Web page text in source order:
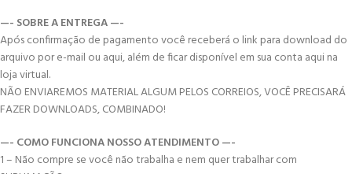
—- SOBRE A ENTREGA —-
Após confirmação de pagamento você receberá o link para download do
arquivo por e-mail ou aqui, além de ficar disponível em sua conta aqui na
loja virtual.
NÃO ENVIAREMOS MATERIAL ALGUM PELOS CORREIOS, VOCÊ PRECISARÁ
FAZER DOWNLOADS, COMBINADO!
—- COMO FUNCIONA NOSSO ATENDIMENTO —-
1 – Não compre se você não trabalha e nem quer trabalhar com